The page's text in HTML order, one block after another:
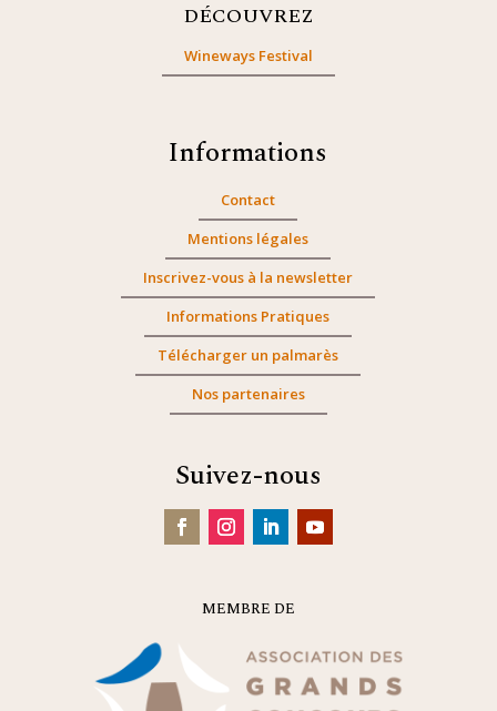
DÉCOUVREZ
Wineways Festival
Informations
Contact
Mentions légales
Inscrivez-vous à la newsletter
Informations Pratiques
Télécharger un palmarès
Nos partenaires
Suivez-nous
MEMBRE DE